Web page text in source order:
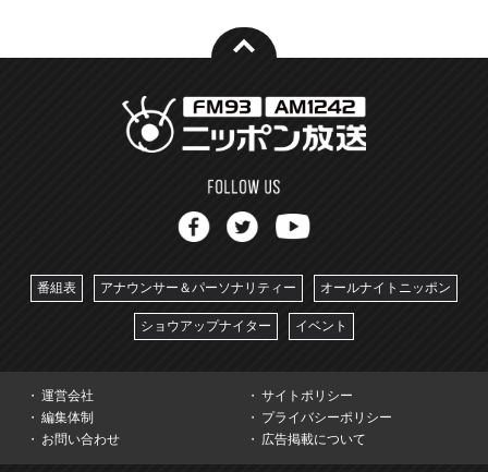
番組表 アナウンサー＆パーソナリティー オールナイトニッポン
ショウアップナイター イベント
運営会社
サイトポリシー
編集体制
プライバシーポリシー
お問い合わせ
広告掲載について